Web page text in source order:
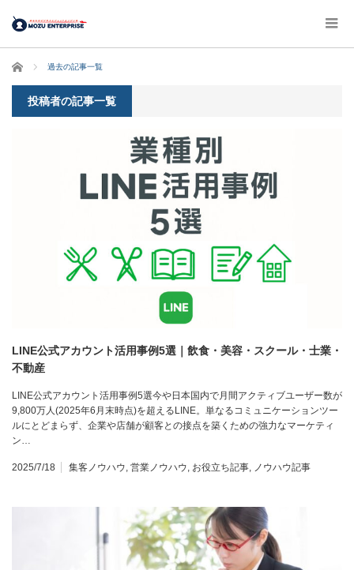
ホーム 過去の記事一覧
投稿者の記事一覧
LINE公式アカウント活用事例5選｜飲食・美容・スクール・士業・
不動産
LINE公式アカウント活用事例5選今や日本国内で月間アクティブユーザー数が
9,800万人(2025年6月末時点)を超えるLINE。単なるコミュニケーションツー
ルにとどまらず、企業や店舗が顧客との接点を築くための強力なマーケティ
ン…
2025/7/18 集客ノウハウ, 営業ノウハウ, お役立ち記事, ノウハウ記事